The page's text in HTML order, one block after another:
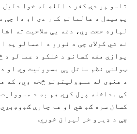
تاسو پر دې کفر د الله له خوا دلیل
پوهیدل د عالمانو کار دی او دا چې
لپاره حجت وي، دغه يې صلاحیت ته
نه شي کولای چې د نورو د اعمالو په
یوازې هغه کسانو د خلکو د عمالو د
ټولنې نظم ساتل يې مسوولیت وي او د
د هغوی له مسوولیتونو څخه وي، که
کې مداخله پيل کړي هم به د
کسان سره ګډ شي او هم چارې
چې د ډېرو خر لیوان خوري.